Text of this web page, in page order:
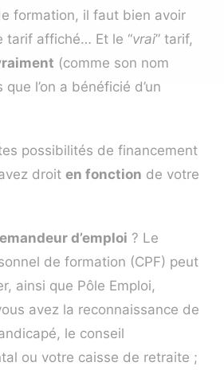
formation, il faut bien avoir
tarif affiché… Et le “vrai” tarif,
(comme son nom
l’on a bénéficié d’un
possibilités de financement
droit en fonction de votre
d’emploi ? Le
de formation (CPF) peut
ainsi que Pôle Emploi,
avez la reconnaissance de
le conseil
ou votre caisse de retraite ;